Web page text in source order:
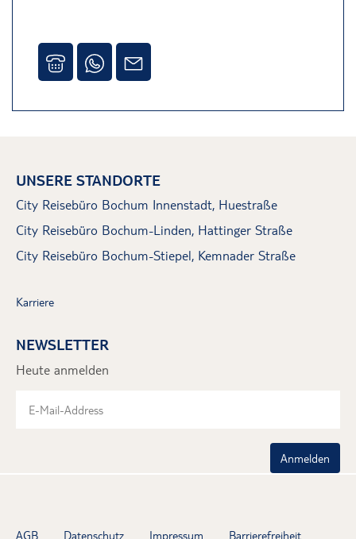
UNSERE STANDORTE
City Reisebüro Bochum Innenstadt, Huestraße
City Reisebüro Bochum-Linden, Hattinger Straße
City Reisebüro Bochum-Stiepel, Kemnader Straße
Karriere
NEWSLETTER
Heute anmelden
Anmelden
AGB Datenschutz Impressum Barrierefreiheit